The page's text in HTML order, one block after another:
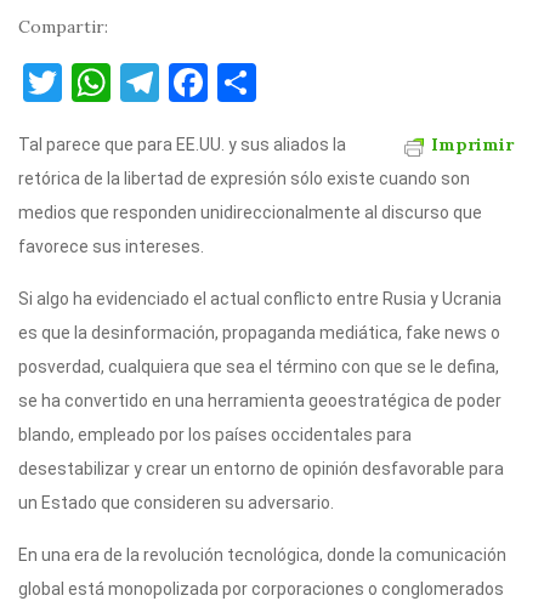
Compartir:
T
it
te
r
W
at
s
A
p
T
e
gr
a
F
c
e
o
k
m
p
r
Imprimir
Tal parece que para EE.UU. y sus aliados la
retórica de la libertad de expresión sólo existe cuando son
medios que responden unidireccionalmente al discurso que
favorece sus intereses.
Si algo ha evidenciado el actual conflicto entre Rusia y Ucrania
es que la desinformación, propaganda mediática, fake news o
posverdad, cualquiera que sea el término con que se le defina,
se ha convertido en una herramienta geoestratégica de poder
blando, empleado por los países occidentales para
desestabilizar y crear un entorno de opinión desfavorable para
un Estado que consideren su adversario.
En una era de la revolución tecnológica, donde la comunicación
global está monopolizada por corporaciones o conglomerados